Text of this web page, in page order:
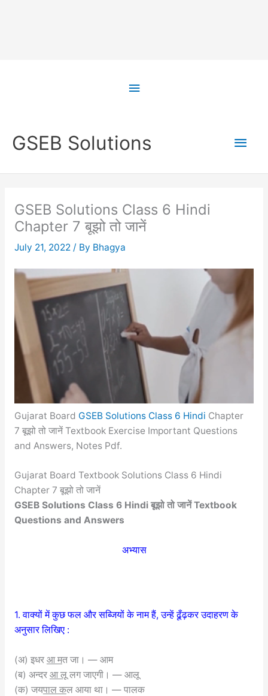
Above
GSEB Solutions
Main
GSEB Solutions Class 6 Hindi
Chapter 7 बूझो तो जानें
July 21, 2022 / By Bhagya
Gujarat Board GSEB Solutions Class 6 Hindi Chapter
7 बूझो तो जानें Textbook Exercise Important Questions
and Answers, Notes Pdf.
Gujarat Board Textbook Solutions Class 6 Hindi
Chapter 7 बूझो तो जानें
GSEB Solutions Class 6 Hindi बूझो तो जानें Textbook
Questions and Answers
अभ्यास
1. वाक्यों में कुछ फल और सब्जियों के नाम हैं, उन्हें ढूँढ़कर उदाहरण के
अनुसार लिखिए :
(अ) इधर आ मत जा। — आम
(ब) अन्दर आ लूलग जाएगी। — आलू
(क) जयपाल कल आया था। — पालक